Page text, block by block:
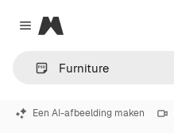
Close menu
Magnific
Een AI-afbeelding maken